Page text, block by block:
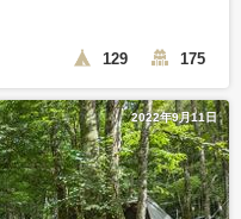
129 175
2022年9月11日